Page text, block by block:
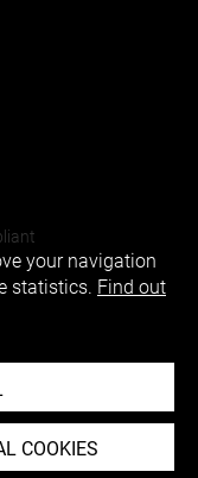
your navigation
statistics. Find out
COOKIES